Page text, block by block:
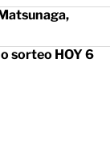
sorteo HOY 6